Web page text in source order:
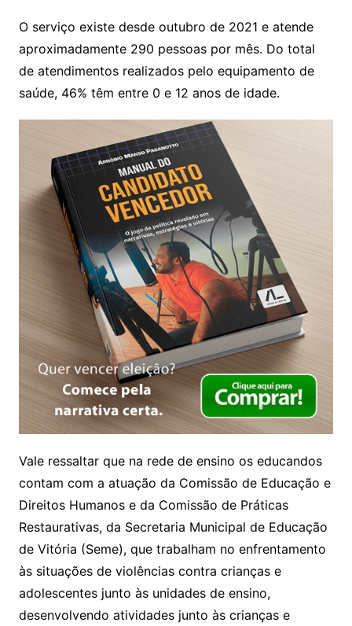
O serviço existe desde outubro de 2021 e atende
aproximadamente 290 pessoas por mês. Do total
de atendimentos realizados pelo equipamento de
saúde, 46% têm entre 0 e 12 anos de idade.
Vale ressaltar que na rede de ensino os educandos
contam com a atuação da Comissão de Educação e
Direitos Humanos e da Comissão de Práticas
Restaurativas, da Secretaria Municipal de Educação
de Vitória (Seme), que trabalham no enfrentamento
às situações de violências contra crianças e
adolescentes junto às unidades de ensino,
desenvolvendo atividades junto às crianças e